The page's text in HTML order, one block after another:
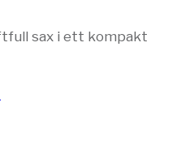
sax i ett kompakt